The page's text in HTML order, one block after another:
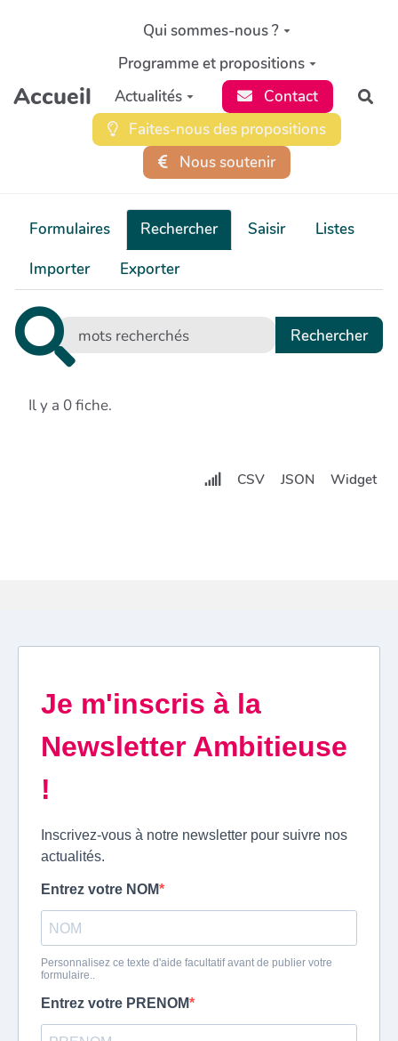
Aller au contenu principal
Accueil
Qui sommes-nous ?
Programme et propositions
Actualités
Contact
Faites-nous des propositions
Nous soutenir
Formulaires Rechercher Saisir
Listes
Importer
Exporter
Il y a 0 fiche.
CSV JSON Widget